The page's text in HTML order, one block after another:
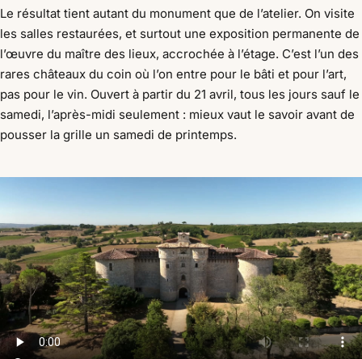
Le résultat tient autant du monument que de l’atelier. On visite
les salles restaurées, et surtout une exposition permanente de
l’œuvre du maître des lieux, accrochée à l’étage. C’est l’un des
rares châteaux du coin où l’on entre pour le bâti et pour l’art,
pas pour le vin. Ouvert à partir du 21 avril, tous les jours sauf le
samedi, l’après-midi seulement : mieux vaut le savoir avant de
pousser la grille un samedi de printemps.